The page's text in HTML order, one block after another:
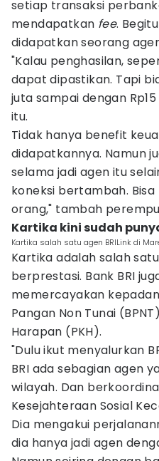
setiap transaksi
mendapatkan fee.
didapatkan seorang agen
"Kalau penghasilan,
dapat dipastikan. Tapi
juta sampai dengan
itu.
Tidak hanya benefit
didapatkannya. Namun
selama jadi agen itu
koneksi bertambah.
orang," tambah
Kartika kini sudah
Kartika salah satu agen BRILink di
Kartika adalah salah
berprestasi. Bank BRI
memercayakan
Pangan Non Tunai
Harapan (PKH).
"Dulu ikut menyalurkan
BRI ada sebagian agen
wilayah. Dan
Kesejahteraan Sosial
Dia mengakui
dia hanya jadi agen